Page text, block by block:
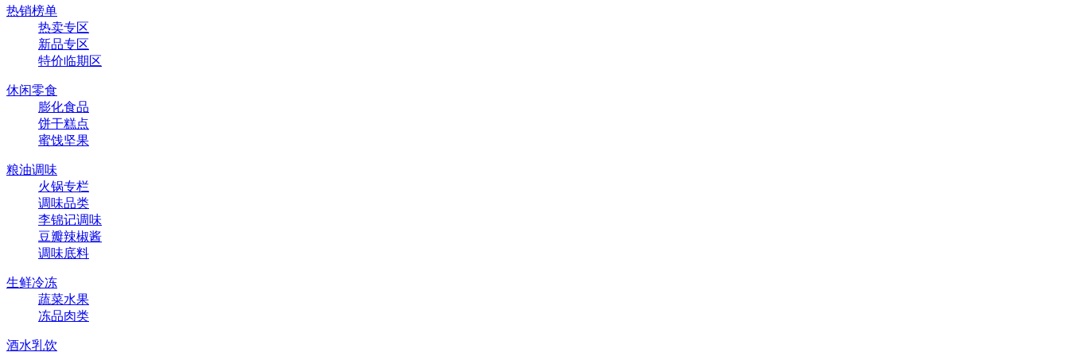
热销榜单
热卖专区
新品专区
特价临期区
休闲零食
膨化食品
饼干糕点
蜜饯坚果
粮油调味
火锅专栏
调味品类
李锦记调味
豆瓣辣椒酱
调味底料
生鲜冷冻
蔬菜水果
冻品肉类
酒水乳饮